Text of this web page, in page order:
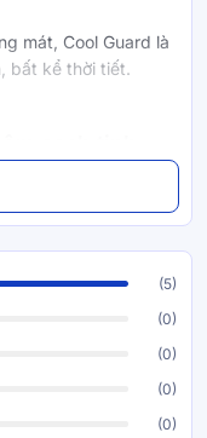
mát, Cool Guard là
bất kể thời tiết.
đến cả các mặt
như mới sau
(5)
(0)
(0)
(0)
(0)